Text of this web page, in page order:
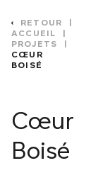
RETOUR
|
ACCUEIL
|
PROJETS
|
CŒUR
BOISÉ
Cœur
Boisé